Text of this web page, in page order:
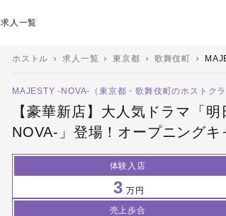
求人一覧
ホストル 求人一覧 東京都 歌舞伎町
MAJESTY -NOVA-（東京都・歌舞伎町のホストク
【豪華新店】大人気ドラマ「
NOVA-」登場！オープニングキ
体験入店
3 万円
売上歩合